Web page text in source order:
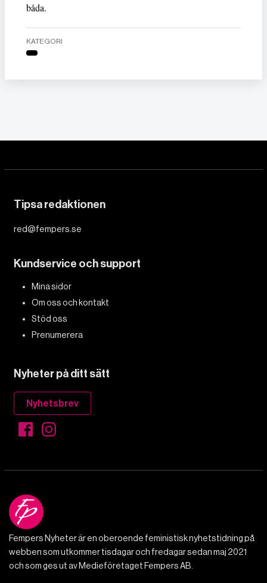
båda.
KATEGORI
Tipsa redaktionen
red@fempers.se
Kundservice och support
Mina sidor
Om oss och kontakt
Stöd oss
Prenumerera
Nyheter på ditt sätt
Nyhetsbrev
Fempers Nyheter är en oberoende feministisk nyhetstidning på
webben som utkommer tisdagar och fredagar sedan maj 2021
och som ges ut av Medieföretaget Fempers AB.